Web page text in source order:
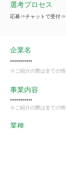
選考プロセス
応募⇒チャットで受付
企業名
***********
※ご紹介の際は全ての
事業内容
***********
※ご紹介の際は全ての
業種